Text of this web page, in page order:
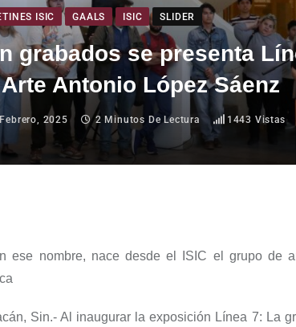
ISIC GAALS ISIC SLIDER
grabados se presenta
Antonio López Sáenz
2025 2 Minutos De Lectura 1443 Vistas
ese nombre, nace desde el ISIC el grupo de
Sin.- Al inaugurar la exposición Línea 7: La